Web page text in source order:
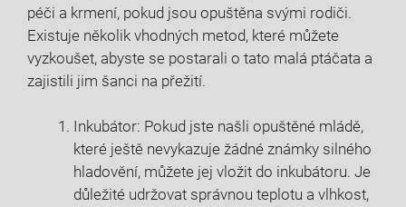
péči a krmení, pokud jsou opuštěna svými rodiči.
Existuje několik vhodných metod, které můžete
vyzkoušet, abyste se postarali o tato malá ptáčata a
zajistili jim šanci na přežití.
Inkubátor: Pokud jste našli opuštěné mládě,
které ještě nevykazuje žádné známky silného
hladovění, můžete jej vložit do inkubátoru. Je
důležité udržovat správnou teplotu a vlhkost,